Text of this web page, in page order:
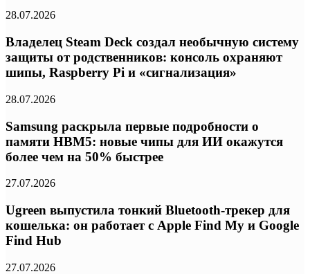
28.07.2026
Владелец Steam Deck создал необычную систему
защиты от родственников: консоль охраняют
шипы, Raspberry Pi и «сигнализация»
28.07.2026
Samsung раскрыла первые подробности о
памяти HBM5: новые чипы для ИИ окажутся
более чем на 50% быстрее
27.07.2026
Ugreen выпустила тонкий Bluetooth-трекер для
кошелька: он работает с Apple Find My и Google
Find Hub
27.07.2026